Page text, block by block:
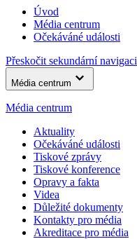
Úvod
Média centrum
Očekáváné události
Přeskočit sekundární navigaci
Média centrum
Média centrum
Aktuality
Očekáváné události
Tiskové zprávy
Tiskové konference
Opravy a fakta
Videa
Důležité dokumenty
Kontakty pro média
Akreditace pro média